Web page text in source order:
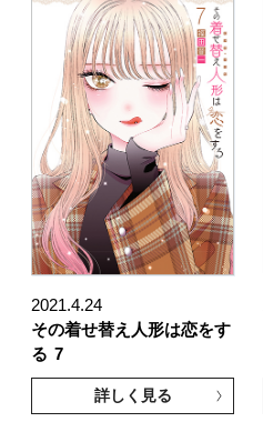
2021.4.24
その着せ替え人形は恋をす
る 7
詳しく見る